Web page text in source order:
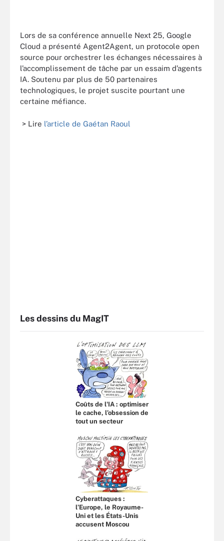
Lors de sa conférence annuelle Next 25, Google
Cloud a présenté Agent2Agent, un protocole open
source pour orchestrer les échanges nécessaires à
l’accomplissement de tâche par un essaim d’agents
IA. Soutenu par plus de 50 partenaires
technologiques, le projet suscite pourtant une
certaine méfiance.
> Lire l’article de Gaétan Raoul
Les dessins du MagIT
Coûts de l'IA : optimiser
le cache, l’obsession de
tout un secteur
Cyberattaques :
l’Europe, le Royaume-
Uni et les États-Unis
accusent Moscou